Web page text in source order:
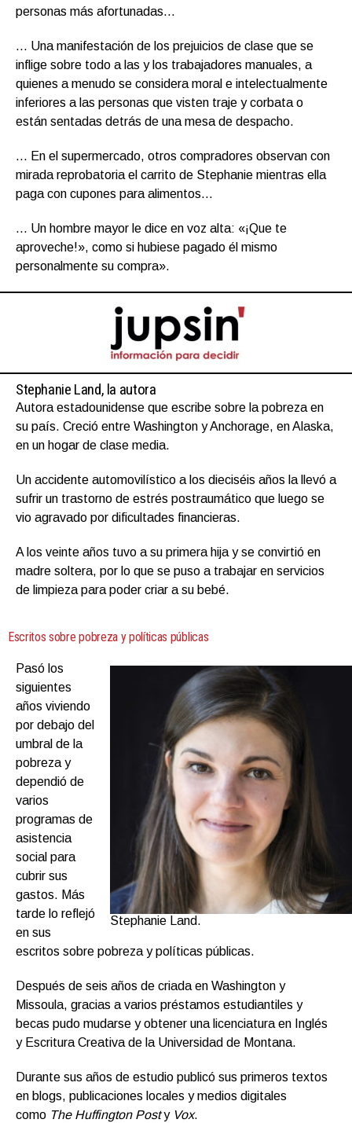
personas más afortunadas…
… Una manifestación de los prejuicios de clase que se
inflige sobre todo a las y los trabajadores manuales, a
quienes a menudo se considera moral e intelectualmente
inferiores a las personas que visten traje y corbata o
están sentadas detrás de una mesa de despacho.
… En el supermercado, otros compradores observan con
mirada reprobatoria el carrito de Stephanie mientras ella
paga con cupones para alimentos…
… Un hombre mayor le dice en voz alta: «¡Que te
aproveche!», como si hubiese pagado él mismo
personalmente su compra».
Stephanie Land, la autora
Autora estadounidense que escribe sobre la pobreza en
su país. Creció entre Washington y Anchorage, en Alaska,
en un hogar de clase media.
Un accidente automovilístico a los dieciséis años la llevó a
sufrir un trastorno de estrés postraumático que luego se
vio agravado por dificultades financieras.
A los veinte años tuvo a su primera hija y se convirtió en
madre soltera, por lo que se puso a trabajar en servicios
de limpieza para poder criar a su bebé.
Escritos sobre pobreza y políticas públicas
Stephanie Land.
Pasó los
siguientes
años viviendo
por debajo del
umbral de la
pobreza y
dependió de
varios
programas de
asistencia
social para
cubrir sus
gastos. Más
tarde lo reflejó
en sus
escritos sobre pobreza y políticas públicas.
Después de seis años de criada en Washington y
Missoula, gracias a varios préstamos estudiantiles y
becas pudo mudarse y obtener una licenciatura en Inglés
y Escritura Creativa de la Universidad de Montana.
Durante sus años de estudio publicó sus primeros textos
en blogs, publicaciones locales y medios digitales
como The Huffington Posty Vox.